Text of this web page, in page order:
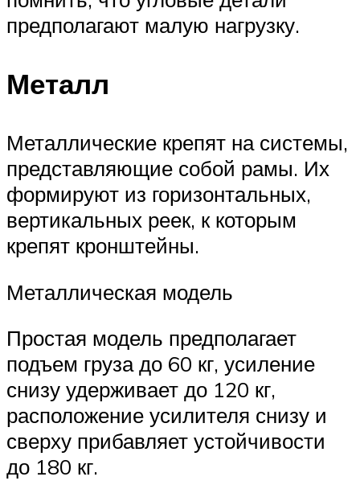
предполагают малую нагрузку.
Металл
Металлические крепят на системы,
представляющие собой рамы. Их
формируют из горизонтальных,
вертикальных реек, к которым
крепят кронштейны.
Металлическая модель
Простая модель предполагает
подъем груза до 60 кг, усиление
снизу удерживает до 120 кг,
расположение усилителя снизу и
сверху прибавляет устойчивости
до 180 кг.